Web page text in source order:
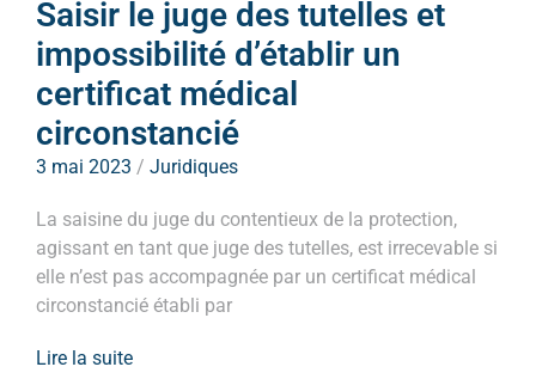
Saisir le juge des tutelles et
impossibilité d’établir un
certificat médical
circonstancié
3 mai 2023 / Juridiques
La saisine du juge du contentieux de la protection,
agissant en tant que juge des tutelles, est irrecevable si
elle n’est pas accompagnée par un certificat médical
circonstancié établi par
Lire la suite